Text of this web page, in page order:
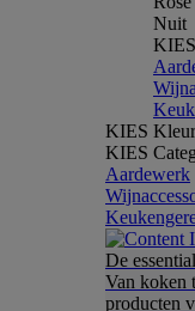
Nuit
KIES Kleur
KIES
Aardewerk
De
Van koken
producten